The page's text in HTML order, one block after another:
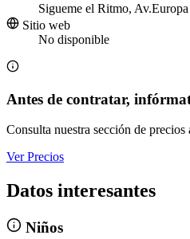
Sigueme el Ritmo,
Sitio web
No disponible
Antes de contratar,
Consulta nuestra sección de precios
Ver Precios
Datos interesantes
Niños